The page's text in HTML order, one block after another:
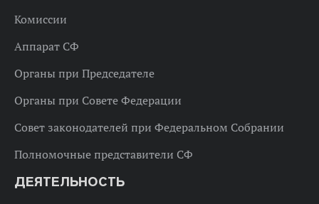
Комиссии
Аппарат СФ
Органы при Председателе
Органы при Совете Федерации
Совет законодателей при Федеральном Собрании
Полномочные представители СФ
ДЕЯТЕЛЬНОСТЬ